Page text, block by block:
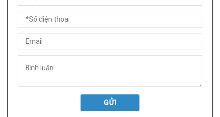
GỬI